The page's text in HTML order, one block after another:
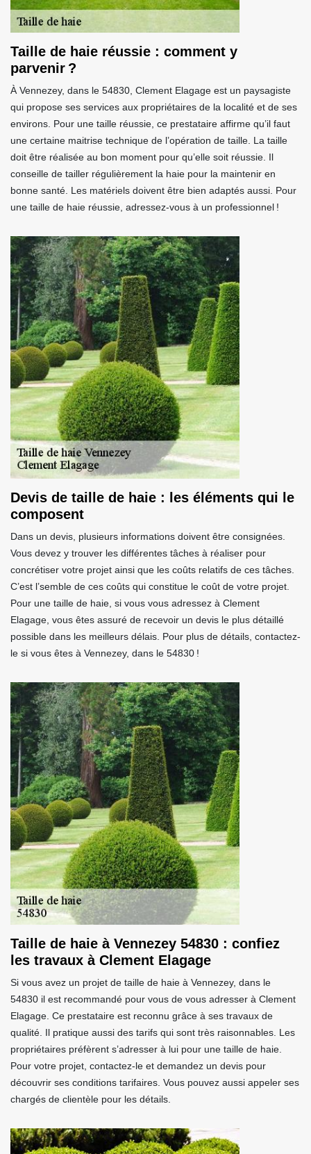
Taille de haie réussie : comment y
parvenir ?
À Vennezey, dans le 54830, Clement Elagage est un paysagiste
qui propose ses services aux propriétaires de la localité et de ses
environs. Pour une taille réussie, ce prestataire affirme qu’il faut
une certaine maitrise technique de l’opération de taille. La taille
doit être réalisée au bon moment pour qu’elle soit réussie. Il
conseille de tailler régulièrement la haie pour la maintenir en
bonne santé. Les matériels doivent être bien adaptés aussi. Pour
une taille de haie réussie, adressez-vous à un professionnel !
Devis de taille de haie : les éléments qui le
composent
Dans un devis, plusieurs informations doivent être consignées.
Vous devez y trouver les différentes tâches à réaliser pour
concrétiser votre projet ainsi que les coûts relatifs de ces tâches.
C’est l’semble de ces coûts qui constitue le coût de votre projet.
Pour une taille de haie, si vous vous adressez à Clement
Elagage, vous êtes assuré de recevoir un devis le plus détaillé
possible dans les meilleurs délais. Pour plus de détails, contactez-
le si vous êtes à Vennezey, dans le 54830 !
Taille de haie à Vennezey 54830 : confiez
les travaux à Clement Elagage
Si vous avez un projet de taille de haie à Vennezey, dans le
54830 il est recommandé pour vous de vous adresser à Clement
Elagage. Ce prestataire est reconnu grâce à ses travaux de
qualité. Il pratique aussi des tarifs qui sont très raisonnables. Les
propriétaires préfèrent s’adresser à lui pour une taille de haie.
Pour votre projet, contactez-le et demandez un devis pour
découvrir ses conditions tarifaires. Vous pouvez aussi appeler ses
chargés de clientèle pour les détails.